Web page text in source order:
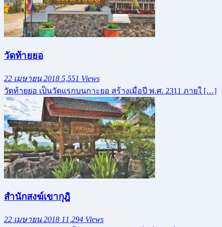
วัดท้ายยอ
22 เมษายน 2018 5,551 Views
วัดท้ายยอ เป็นวัดแรกบนกาะยอ สร้างเมื่อปี พ.ศ. 2311 ภายใ […]
สำนักสงฆ์เขากุฎิ
22 เมษายน 2018 11,294 Views